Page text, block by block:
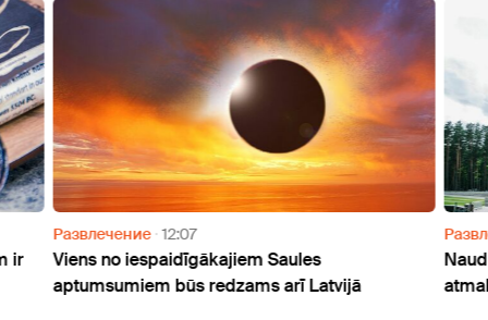
ir
Развлечение 12:07
Viens no iespaidīgākajiem Saules
aptumsumiem būs redzams arī Latvijā